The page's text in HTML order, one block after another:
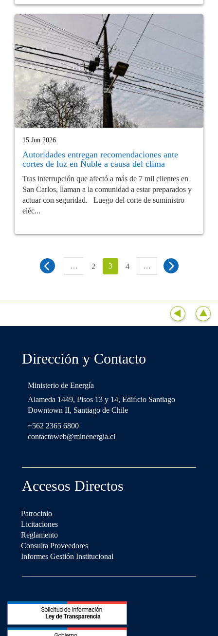
15 Jun 2026
Autoridades entregan recomendaciones ante
cortes de luz en Ñuble a causa del clima
Tras interrupción que afectó a más de 7 mil clientes en
San Carlos, llaman a la comunidad a estar preparados y
actuar con seguridad. Luego del corte de suministro
eléc...
… 2 3 4 …
Dirección y Contacto
Ministerio de Energía
Alameda 1449, Pisos 13 y 14, Ediﬁcio Santiago
Downtown II, Santiago de Chile
+562 2365 6800
contactoweb@minenergia.cl
Accesos Directos
Patrocinio
Licitaciones
Reglamento
Consulta Proveedores
Informes Gestión Institucional